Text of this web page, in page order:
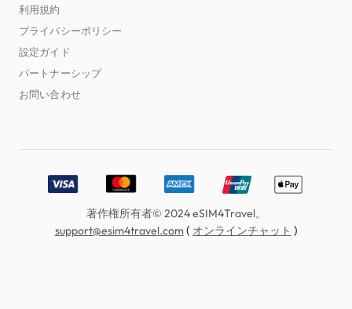
利用規約
プライバシーポリシー
設定ガイド
パートナーシップ
お問い合わせ
Accepted payment methods: Visa, MasterCard, American
著作権所有者© 2024 eSIM4Travel。
support@esim4travel.com( オンラインチャット )